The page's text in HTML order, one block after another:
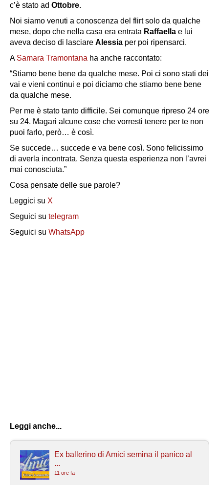
c’è stato ad Ottobre.
Noi siamo venuti a conoscenza del flirt solo da qualche
mese, dopo che nella casa era entrata Raffaella e lui
aveva deciso di lasciare Alessia per poi ripensarci.
A Samara Tramontana ha anche raccontato:
“Stiamo bene bene da qualche mese. Poi ci sono stati dei
vai e vieni continui e poi diciamo che stiamo bene bene
da qualche mese.
Per me è stato tanto difficile. Sei comunque ripreso 24 ore
su 24. Magari alcune cose che vorresti tenere per te non
puoi farlo, però… è così.
Se succede… succede e va bene così. Sono felicissimo
di averla incontrata. Senza questa esperienza non l’avrei
mai conosciuta.”
Cosa pensate delle sue parole?
Leggici su X
Seguici su telegram
Seguici su WhatsApp
Leggi anche...
Ex ballerino di Amici semina il panico al
...
11 ore fa